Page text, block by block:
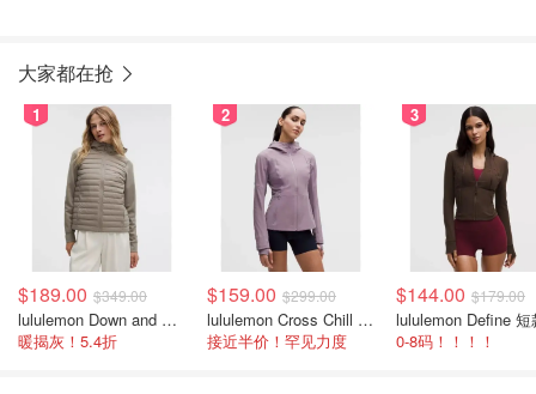
大家都在抢
1
$189.00 $349.00
lululemon Down and Around 羽绒夹克
暖揭灰！5.4折
2
$159.00 $299.00
lululemon Cross Chill 女士运动外套
接近半价！罕见力度
3
$144.00 $179.00
0-8码！！！！